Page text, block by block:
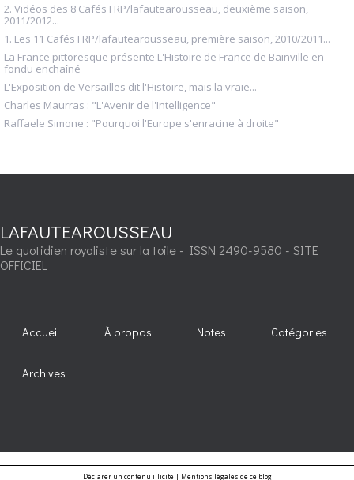
2. Vidéos des 8 Cafés FRP/lafautearousseau, deuxième saison,
2011/2012...
1. Les 11 Cafés FRP/lafautearousseau, première saison, 2010/2011...
La France pittoresque présente L'Histoire de France de Bainville en
fondu enchaîné
L'Exposition de Versailles dit l'Histoire, mais la vraie...
Charles Maurras : "L'Avenir de l'Intelligence"
Raffaele Simone : "Pourquoi l'Europe s'enracine à droite"
LAFAUTEAROUSSEAU
Le quotidien royaliste sur la toile - ISSN 2490-9580 - SITE
OFFICIEL
Accueil À propos Notes Catégories
Archives
Déclarer un contenu illicite| Mentions légales de ce blog